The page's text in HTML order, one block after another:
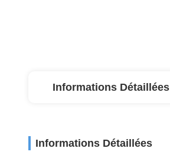
Informations Détaillées
Informations Détaillées